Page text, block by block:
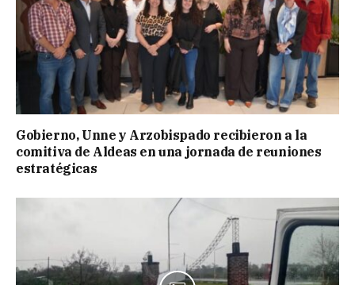
Gobierno, Unne y Arzobispado recibieron a la
comitiva de Aldeas en una jornada de reuniones
estratégicas